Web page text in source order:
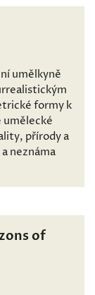
umělkyně
formy k
umělecké
přírody a
neznáma
of